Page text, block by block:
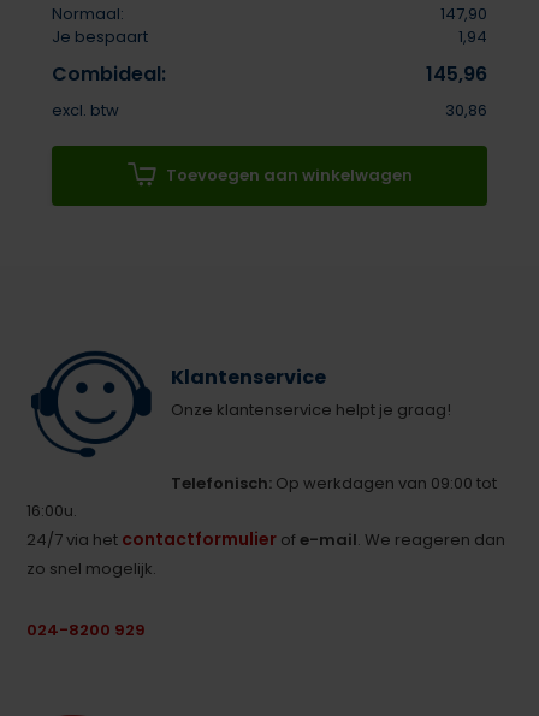
Normaal:
147,90
Je bespaart
1,94
Combideal: 145,96
excl. btw 30,86
Toevoegen aan winkelwagen
Klantenservice
Onze klantenservice helpt je graag!
Telefonisch: Op werkdagen van 09:00 tot
16:00u.
24/7 via het contactformulier ofe-mail. We reageren dan
zo snel mogelijk.
024-8200 929